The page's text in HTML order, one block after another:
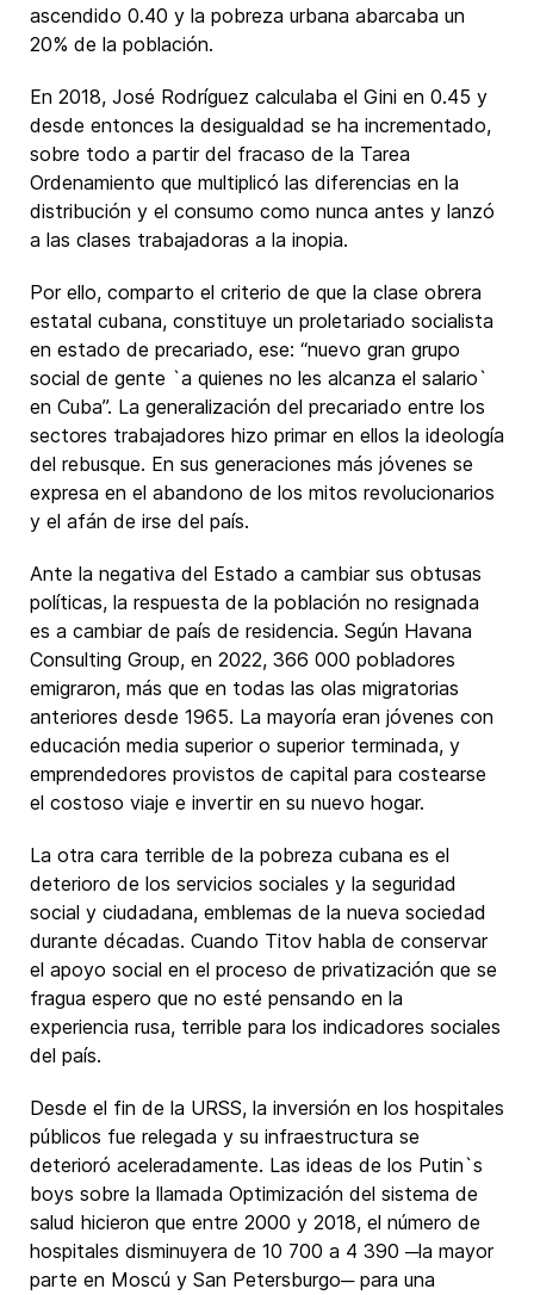
ascendido 0.40 y la pobreza urbana abarcaba un
20% de la población.
En 2018, José Rodríguez calculaba el Gini en 0.45 y
desde entonces la desigualdad se ha incrementado,
sobre todo a partir del fracaso de la Tarea
Ordenamiento que multiplicó las diferencias en la
distribución y el consumo como nunca antes y lanzó
a las clases trabajadoras a la inopia.
Por ello, comparto el criterio de que la clase obrera
estatal cubana, constituye un proletariado socialista
en estado de precariado, ese: “nuevo gran grupo
social de gente `a quienes no les alcanza el salario`
en Cuba”. La generalización del precariado entre los
sectores trabajadores hizo primar en ellos la ideología
del rebusque. En sus generaciones más jóvenes se
expresa en el abandono de los mitos revolucionarios
y el afán de irse del país.
Ante la negativa del Estado a cambiar sus obtusas
políticas, la respuesta de la población no resignada
es a cambiar de país de residencia. Según Havana
Consulting Group, en 2022, 366 000 pobladores
emigraron, más que en todas las olas migratorias
anteriores desde 1965. La mayoría eran jóvenes con
educación media superior o superior terminada, y
emprendedores provistos de capital para costearse
el costoso viaje e invertir en su nuevo hogar.
La otra cara terrible de la pobreza cubana es el
deterioro de los servicios sociales y la seguridad
social y ciudadana, emblemas de la nueva sociedad
durante décadas. Cuando Titov habla de conservar
el apoyo social en el proceso de privatización que se
fragua espero que no esté pensando en la
experiencia rusa, terrible para los indicadores sociales
del país.
Desde el fin de la URSS, la inversión en los hospitales
públicos fue relegada y su infraestructura se
deterioró aceleradamente. Las ideas de los Putin`s
boys sobre la llamada Optimización del sistema de
salud hicieron que entre 2000 y 2018, el número de
hospitales disminuyera de 10 700 a 4 390 ─la mayor
parte en Moscú y San Petersburgo─ para una